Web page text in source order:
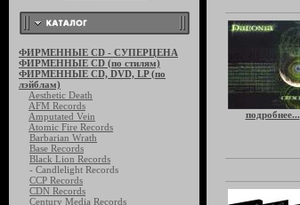
ФИРМЕННЫЕ CD - СУПЕРЦЕНА
ФИРМЕННЫЕ CD (по стилям)
ФИРМЕННЫЕ CD, DVD, LP (по
лэйблам)
Aesthetic Death
AFM Records
Amputated Vein
Atomic Fire Records
Barbarian Wrath
Base Records
Black Lion Records
- Candlelight Records
CCP Records
CDN Records
Century Media Records
подробнее...